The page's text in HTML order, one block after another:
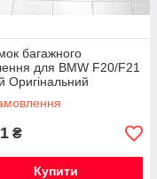
багажного
для BMW F20/F21
Оригінальний
₴
Купити